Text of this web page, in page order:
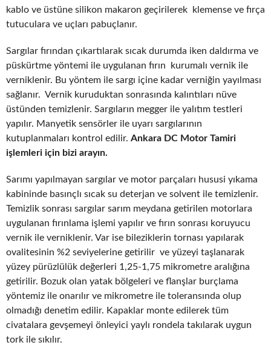
kablo ve üstüne silikon makaron geçirilerek klemense ve fırça
tutuculara ve uçları pabuçlanır.
Sargılar fırından çıkartılarak sıcak durumda iken daldırma ve
püskürtme yöntemi ile uygulanan fırın kurumalı vernik ile
verniklenir. Bu yöntem ile sargı içine kadar verniğin yayılması
sağlanır. Vernik kuruduktan sonrasında kalıntıları nüve
üstünden temizlenir. Sargıların megger ile yalıtım testleri
yapılır. Manyetik sensörler ile uyarı sargılarının
kutuplanmaları kontrol edilir. Ankara DC Motor Tamiri
işlemleri için bizi arayın.
Sarımı yapılmayan sargılar ve motor parçaları hususi yıkama
kabininde basınçlı sıcak su deterjan ve solvent ile temizlenir.
Temizlik sonrası sargılar sarım meydana getirilen motorlara
uygulanan fırınlama işlemi yapılır ve fırın sonrası koruyucu
vernik ile verniklenir. Var ise bileziklerin tornası yapılarak
ovalitesinin %2 seviyelerine getirilir ve yüzeyi taşlanarak
yüzey pürüzlülük değerleri 1,25-1,75 mikrometre aralığına
getirilir. Bozuk olan yatak bölgeleri ve flanşlar burçlama
yöntemiz ile onarılır ve mikrometre ile toleransında olup
olmadığı denetim edilir. Kapaklar monte edilerek tüm
civatalara gevşemeyi önleyici yaylı rondela takılarak uygun
tork ile sıkılır.